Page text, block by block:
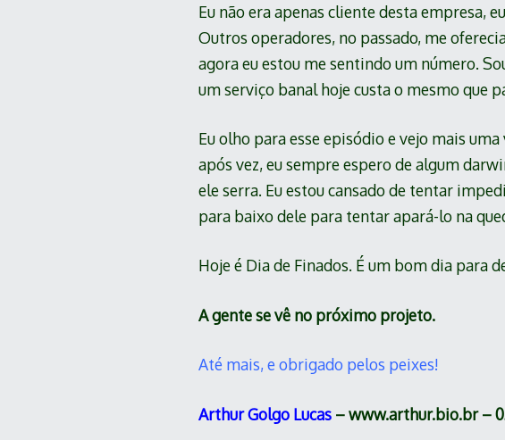
Eu não era apenas cliente desta empresa,
Outros operadores, no passado, me
agora eu estou me sentindo um número.
um serviço banal hoje custa o mesmo que
Eu olho para esse episódio e vejo mais
após vez, eu sempre espero de algum
ele serra. Eu estou cansado de tentar
para baixo dele para tentar apará-lo na
Hoje é Dia de Finados. É um bom dia para
A gente se vê no próximo projeto.
Até mais, e obrigado pelos peixes!
Arthur Golgo Lucas– www.arthur.bio.br –